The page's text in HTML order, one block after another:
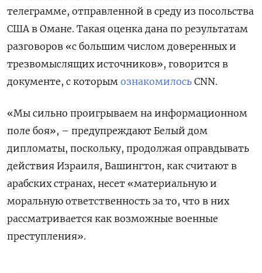
телеграмме, отправленной в среду из посольства
США в Омане. Такая оценка дана по результатам
разговоров «с большим числом доверенных и
трезвомыслящих источников», говорится в
документе, с которым ознакомилось CNN.
«Мы сильно проигрываем на информационном
поле боя», – предупреждают Белый дом
дипломаты, поскольку, продолжая оправдывать
действия Израиля, Вашингтон, как считают в
арабских странах, несет «материальную и
моральную ответственность за то, что в них
рассматривается как возможные военные
преступления».